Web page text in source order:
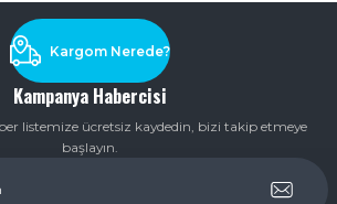
Kampanya Habercisi
listemize ücretsiz kaydedin, bizi takip etmeye
başlayın.
Kargom Nerede?